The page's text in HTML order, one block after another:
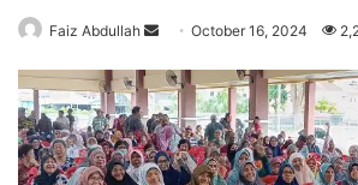
Faiz Abdullah
n
d
a
n
October 16, 2024